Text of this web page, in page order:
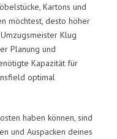
Kartons und
möchtest, desto höher
Klug
Planung und
Kapazität für
optimal
haben können, sind
und Auspacken deines